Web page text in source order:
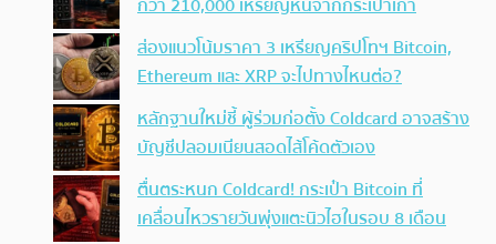
ส่องแนวโน้มราคา 3 เหรียญคริปโทฯ Bitcoin,
Ethereum และ XRP จะไปทางไหนต่อ?
หลักฐานใหม่ชี้ ผู้ร่วมก่อตั้ง Coldcard อาจสร้าง
บัญชีปลอมเนียนสอดไส้โค้ดตัวเอง
ตื่นตระหนก Coldcard! กระเป๋า Bitcoin ที่
เคลื่อนไหวรายวันพุ่งแตะนิวไฮในรอบ 8 เดือน